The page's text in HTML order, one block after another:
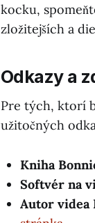
kocku,
zložitejších a
Odkazy a
Pre tých, ktorí
užitočných
Kniha
Softvér na
Autor videa